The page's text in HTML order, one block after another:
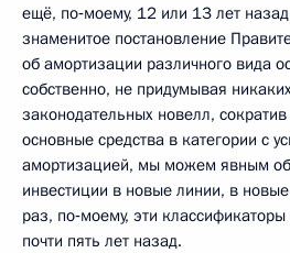
ещё, по‑моему, 12 или 13 лет
знаменитое постановление
об амортизации различного вида
собственно, не придумывая
законодательных новелл,
основные средства в категории с
амортизацией, мы можем явным
инвестиции в новые линии, в
раз, по‑моему, эти
почти пять лет назад.